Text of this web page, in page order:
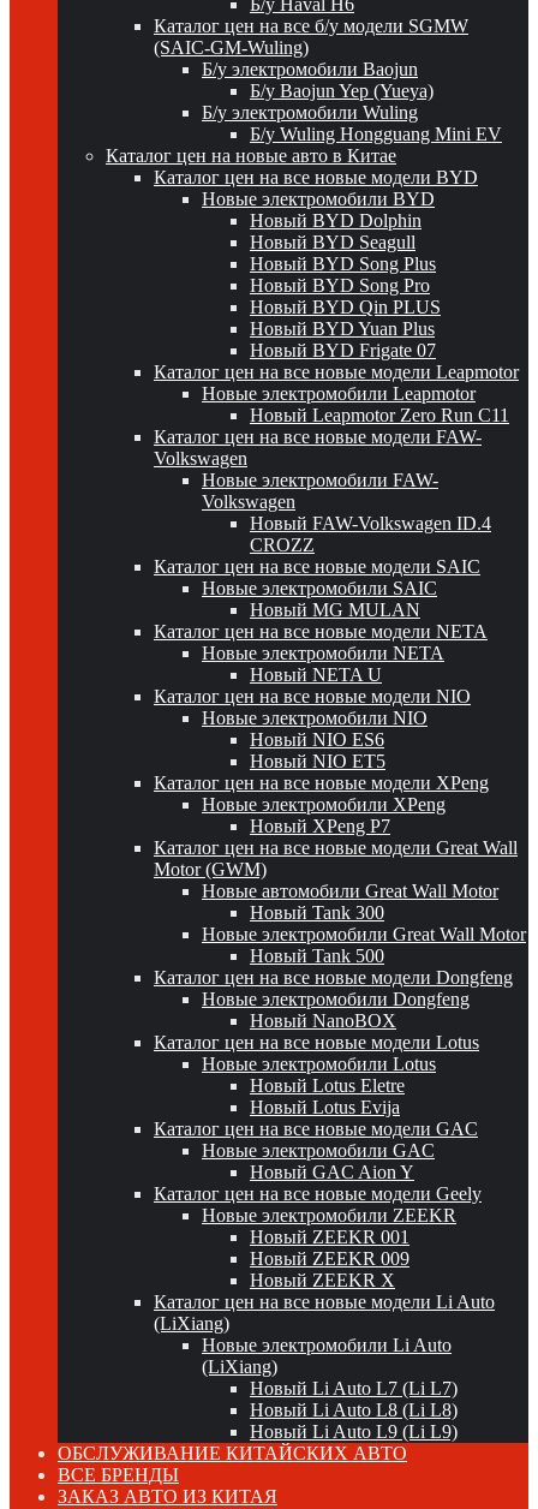
Б/у Haval H6
Каталог цен на все б/у модели SGMW
(SAIC-GM-Wuling)
Б/у электромобили Baojun
Б/у Baojun Yep (Yueya)
Б/у электромобили Wuling
Б/у Wuling Hongguang Mini EV
Каталог цен на новые авто в Китае
Каталог цен на все новые модели BYD
Новые электромобили BYD
Новый BYD Dolphin
Новый BYD Seagull
Новый BYD Song Plus
Новый BYD Song Pro
Новый BYD Qin PLUS
Новый BYD Yuan Plus
Новый BYD Frigate 07
Каталог цен на все новые модели Leapmotor
Новые электромобили Leapmotor
Новый Leapmotor Zero Run C11
Каталог цен на все новые модели FAW-
Volkswagen
Новые электромобили FAW-
Volkswagen
Новый FAW-Volkswagen ID.4
CROZZ
Каталог цен на все новые модели SAIC
Новые электромобили SAIC
Новый MG MULAN
Каталог цен на все новые модели NETA
Новые электромобили NETA
Новый NETA U
Каталог цен на все новые модели NIO
Новые электромобили NIO
Новый NIO ES6
Новый NIO ET5
Каталог цен на все новые модели XPeng
Новые электромобили XPeng
Новый XPeng P7
Каталог цен на все новые модели Great Wall
Motor (GWM)
Новые автомобили Great Wall Motor
Новый Tank 300
Новые электромобили Great Wall Motor
Новый Tank 500
Каталог цен на все новые модели Dongfeng
Новые электромобили Dongfeng
Новый NanoBOX
Каталог цен на все новые модели Lotus
Новые электромобили Lotus
Новый Lotus Eletre
Новый Lotus Evija
Каталог цен на все новые модели GAC
Новые электромобили GAC
Новый GAC Aion Y
Каталог цен на все новые модели Geely
Новые электромобили ZEEKR
Новый ZEEKR 001
Новый ZEEKR 009
Новый ZEEKR X
Каталог цен на все новые модели Li Auto
(LiXiang)
Новые электромобили Li Auto
(LiXiang)
Новый Li Auto L7 (Li L7)
Новый Li Auto L8 (Li L8)
Новый Li Auto L9 (Li L9)
ОБСЛУЖИВАНИЕ КИТАЙСКИХ АВТО
ВСЕ БРЕНДЫ
ЗАКАЗ АВТО ИЗ КИТАЯ